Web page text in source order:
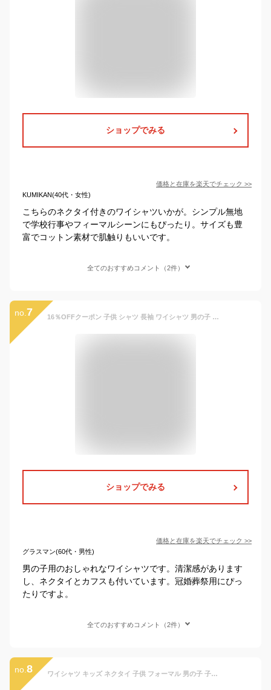
ショップでみる
価格と在庫を楽天でチェック >>
KUMIKAN(40代・女性)
こちらのネクタイ付きのワイシャツいかが。シンプル無地
で学校行事やフィーマルシーンにもぴったり。サイズも豊
富でコットン素材で肌触りもいいです。
全てのおすすめコメント（2件）
no. 7 16％OFFクーポン 子供 シャツ 長袖 ワイシャツ 男の子 フォーマル 長袖シャツ カッターシャツ キッズ 白シャツ ボタンダウン フォーマルシャツ 子供シャツ トップス 4タイプ Yシャツ ネクタイ付き カフス 七五三 入学 卒園式 行事 冠婚葬祭 ピアノ 発表会 結婚式 白 黒 即納
ショップでみる
価格と在庫を楽天でチェック >>
グラスマン(60代・男性)
男の子用のおしゃれなワイシャツです。清潔感があります
し、ネクタイとカフスも付いています。冠婚葬祭用にぴっ
たりですよ。
全てのおすすめコメント（2件）
no. 8 ワイシャツ キッズ ネクタイ 子供 フォーマル 男の子 子供服 Yシャツ チーフ 卒業式 中学生 小学校 入学準備 セット 入園式 卒園式 結婚式 発表会 白 水色 七五三 入学式 冠婚葬祭 110cm 120cm 130cm 140cm 150cm 160cm 165cm 入学祝い【RCP】●